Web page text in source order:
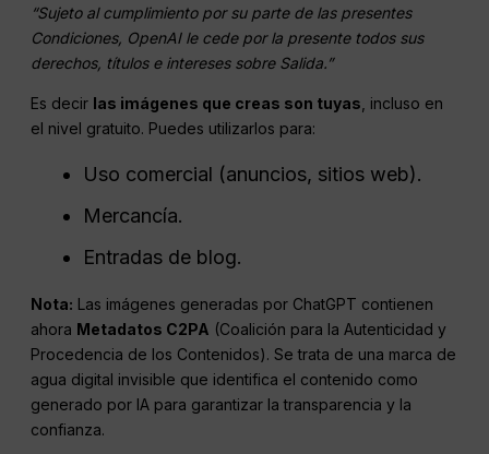
“Sujeto al cumplimiento por su parte de las presentes
Condiciones, OpenAIle cede por la presente todos sus
derechos, títulos e intereses sobre Salida.”
Es decir las imágenes que creas son tuyas , incluso en
el nivel gratuito. Puedes utilizarlos para:
Uso comercial (anuncios, sitios web).
Mercancía.
Entradas de blog.
Nota: Las imágenes generadas por ChatGPT contienen
ahora Metadatos C2PA (Coalición para la Autenticidad y
Procedencia de los Contenidos). Se trata de una marca de
agua digital invisible que identifica el contenido como
generado por IA para garantizar la transparencia y la
confianza.